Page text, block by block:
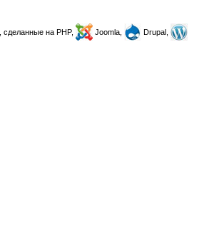
, сделанные на PHP, Joomla,
Drupal,